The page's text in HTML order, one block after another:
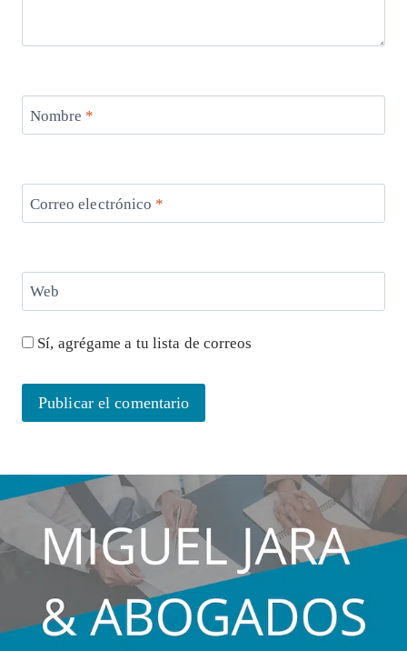
Nombre *
Correo electrónico *
Web
Sí, agrégame a tu lista de correos